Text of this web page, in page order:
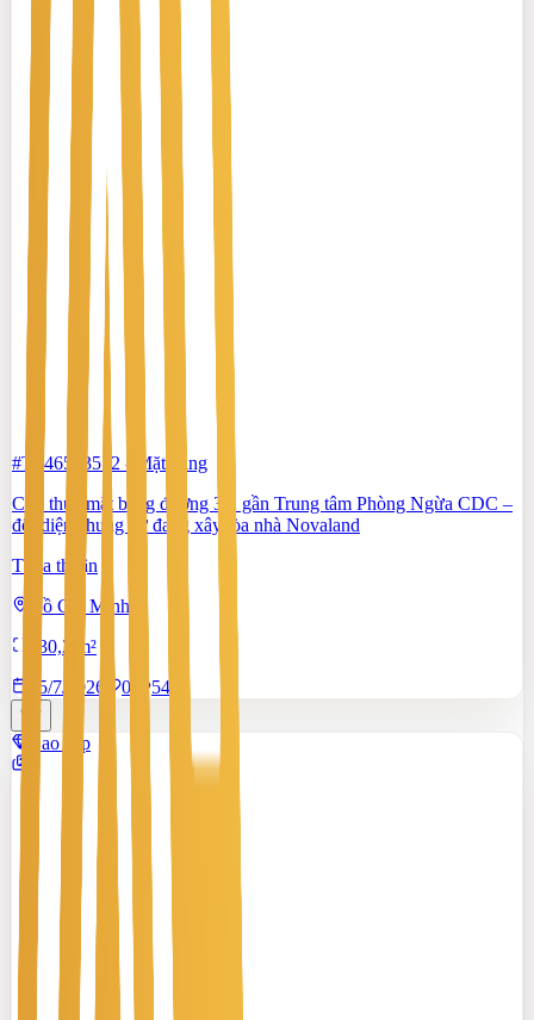
#TS46553512 -
Mặt bằng
Cho thuê mặt bằng đường 3/2 gần Trung tâm Phòng Ngừa CDC –
đối diện chung cư đang xây tòa nhà Novaland
Thỏa thuận
Hồ Chí Minh
130,2 m²
15/7/2026
0 548
Cao cấp